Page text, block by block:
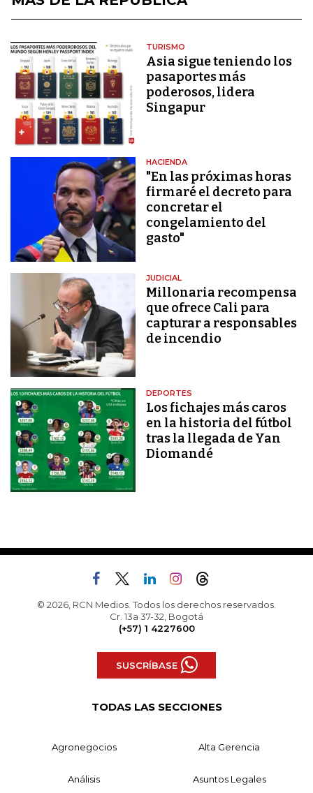
TURISMO
Asia sigue teniendo los
pasaportes más
poderosos, lidera
Singapur
HACIENDA
"En las próximas horas
firmaré el decreto para
concretar el
congelamiento del
gasto"
JUDICIAL
Millonaria recompensa
que ofrece Cali para
capturar a responsables
de incendio
DEPORTES
Los fichajes más caros
en la historia del fútbol
tras la llegada de Yan
Diomandé
© 2026, RCN Medios. Todos los derechos reservados.
Cr. 13a 37-32, Bogotá
(+57) 1 4227600
SUSCRÍBASE
TODAS LAS SECCIONES
Agronegocios Alta Gerencia
Análisis Asuntos Legales